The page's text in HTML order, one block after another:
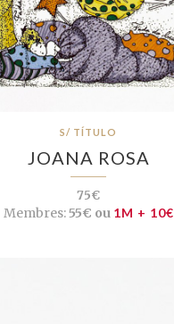
S/ TÍTULO
JOANA ROSA
75€
Membres:55€ ou 1M + 10€